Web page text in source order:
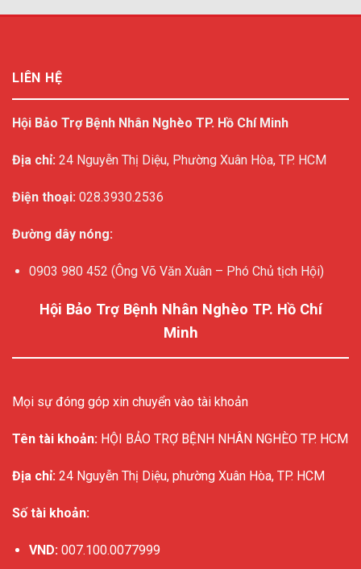
LIÊN HỆ
Hội Bảo Trợ Bệnh Nhân Nghèo TP. Hồ Chí Minh
Địa chỉ: 24 Nguyễn Thị Diệu, Phường Xuân Hòa, TP. HCM
Điện thoại: 028.3930.2536
Đường dây nóng:
0903 980 452 (Ông Võ Văn Xuân – Phó Chủ tịch Hội)
Hội Bảo Trợ Bệnh Nhân Nghèo TP. Hồ Chí
Minh
Mọi sự đóng góp xin chuyển vào tài khoản
Tên tài khoản: HỘI BẢO TRỢ BỆNH NHÂN NGHÈO TP. HCM
Địa chỉ: 24 Nguyễn Thị Diệu, phường Xuân Hòa, TP. HCM
Số tài khoản:
VND: 007.100.0077999